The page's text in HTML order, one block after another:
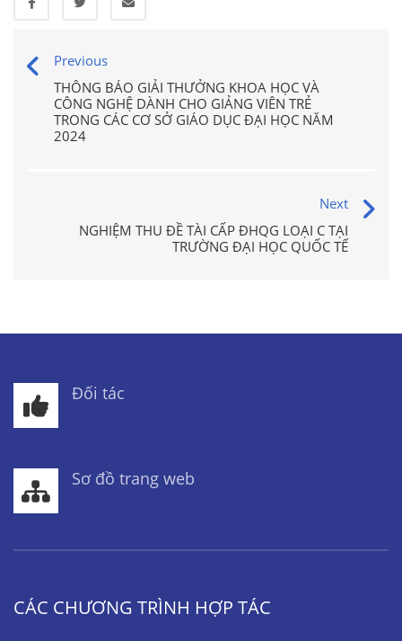
Previous
THÔNG BÁO GIẢI THƯỞNG KHOA HỌC VÀ
CÔNG NGHỆ DÀNH CHO GIẢNG VIÊN TRẺ
TRONG CÁC CƠ SỞ GIÁO DỤC ĐẠI HỌC NĂM
2024
Next
NGHIỆM THU ĐỀ TÀI CẤP ĐHQG LOẠI C TẠI
TRƯỜNG ĐẠI HỌC QUỐC TẾ
Đối tác
Sơ đồ trang web
CÁC CHƯƠNG TRÌNH HỢP TÁC